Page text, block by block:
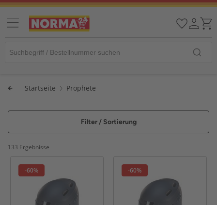
Startseite Prophete
Filter / Sortierung
133 Ergebnisse
-60% -60%